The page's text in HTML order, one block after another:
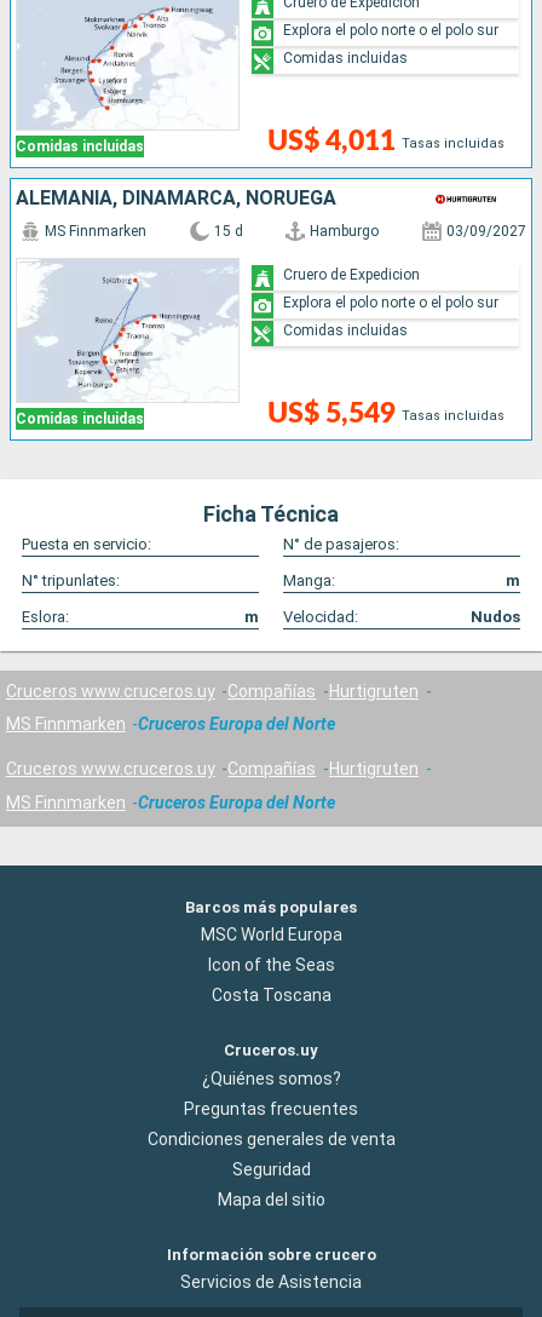
Comidas incluidas US$ 4,011 Tasas incluidas
Explora el polo norte o el polo sur
Comidas incluidas
ALEMANIA, DINAMARCA, NORUEGA
Comidas incluidas
MS Finnmarken 15 d Hamburgo 03/09/2027
US$ 5,549 Tasas incluidas
Cruero de Expedicion
Explora el polo norte o el polo sur
Comidas incluidas
Ficha Técnica
Puesta en servicio:
N° de pasajeros:
N° tripunlates:
Manga:
m
Eslora:
m Velocidad: Nudos
Cruceros www.cruceros.uy Compañías
Hurtigruten
MS Finnmarken
Cruceros Europa del Norte
Cruceros www.cruceros.uy Compañías
Hurtigruten
MS Finnmarken
Cruceros Europa del Norte
Barcos más populares
MSC World Europa
Icon of the Seas
Costa Toscana
Cruceros.uy
¿Quiénes somos?
Preguntas frecuentes
Condiciones generales de venta
Seguridad
Mapa del sitio
Información sobre crucero
Servicios de Asistencia